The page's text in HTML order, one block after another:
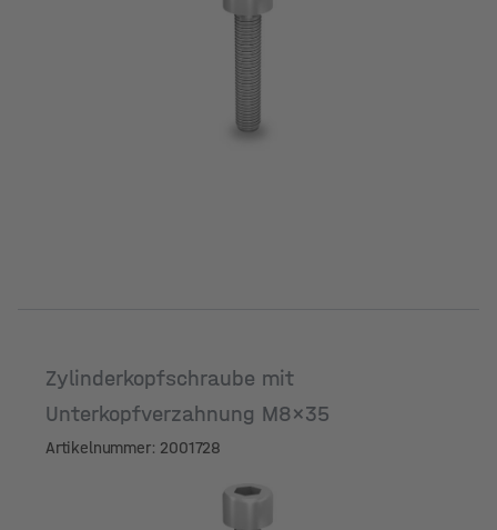
Zylinderkopfschraube mit
Unterkopfverzahnung M8x35
Artikelnummer: 2001728